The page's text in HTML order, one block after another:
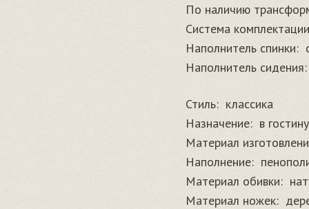
По наличию
Система
Наполнитель спинки:
Наполнитель сидения:
Стиль: классика
Назначение: в
Материал
Наполнение:
Материал обивки:
Материал ножек: